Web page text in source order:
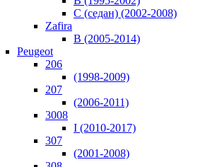
C (седан) (2002-2008)
Zafira
В (2005-2014)
Peugeot
206
(1998-2009)
207
(2006-2011)
3008
I (2010-2017)
307
(2001-2008)